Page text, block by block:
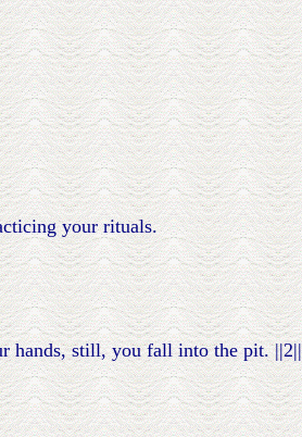
your rituals.
hands, still, you fall into the pit. ||2||